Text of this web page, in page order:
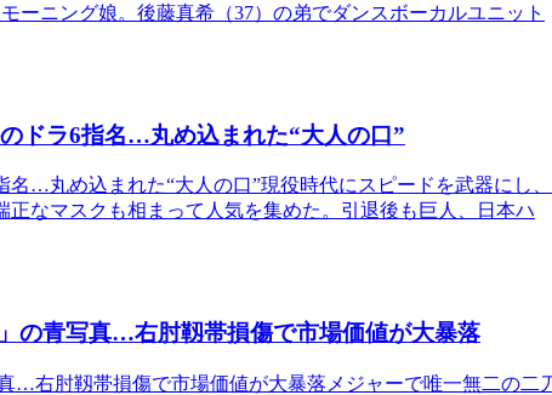
ーニング娘。後藤真希（37）の弟でダンスボーカルユニット
ドラ6指名…丸め込まれた“大人の口”
…丸め込まれた“大人の口”現役時代にスピードを武器にし、
なマスクも相まって人気を集めた。引退後も巨人、日本ハ
の青写真…右肘靱帯損傷で市場価値が大暴落
…右肘靱帯損傷で市場価値が大暴落メジャーで唯一無二の二